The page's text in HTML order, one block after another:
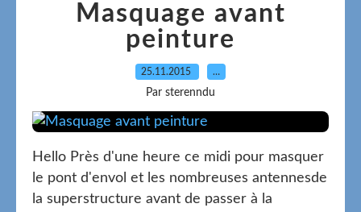
Masquage avant
peinture
25.11.2015 …
Par sterenndu
Hello Près d'une heure ce midi pour masquer
le pont d'envol et les nombreuses antennesde
la superstructure avant de passer à la